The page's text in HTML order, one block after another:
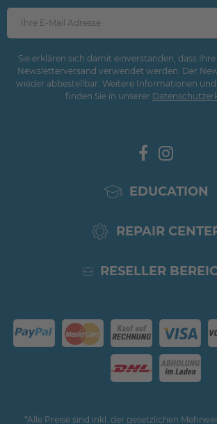
Sie erklären sich damit einverstanden, dass
Newsletterversand verwendet werden. Der
wieder abbestellbar. Weitere Informationen
finden Sie in unserer
EDUCATION
REPAIR
RESELLER
*Alle Preise sind inkl. der gesetzlichen